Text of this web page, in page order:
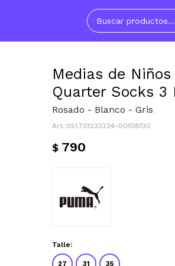
Medias de
Quarter Socks 3
Rosado - Blanco - Gris
051.701233224-00108130
$ 790
Talle:
27 31 35